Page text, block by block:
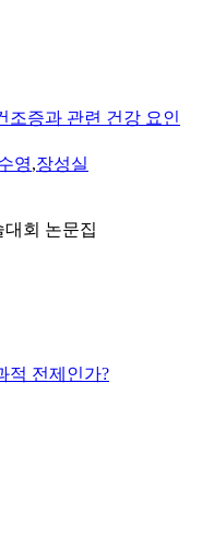
조증과 관련 건강 요인
영,장성실
회 논문집
적 전제인가?